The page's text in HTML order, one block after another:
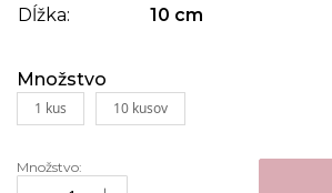
Dĺžka:
10 cm
Množstvo
1 kus 10 kusov
Množstvo: